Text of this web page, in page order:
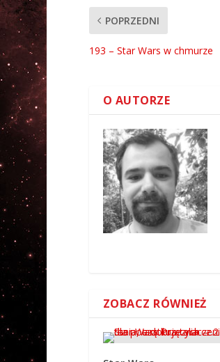
POPRZEDNI
193 – Star Wars w chmurze
O AUTORZE
ZOBACZ RÓWNIEŻ